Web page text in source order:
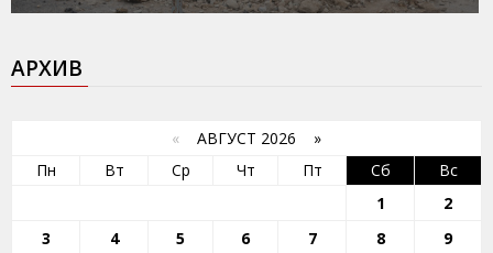
АРХИВ
« АВГУСТ 2026 »
Пн
Вт Ср Чт Пт Сб
Вс
1
2
3
4 5 6 7 8
9